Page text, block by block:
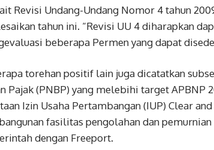
Revisi Undang-Undang Nomor 4 tahun
tahun ini. “Revisi UU 4 diharapkan
beberapa Permen yang dapat
torehan positif lain juga dicatatkan
Pajak (PNBP) yang melebihi target APBNP
Izin Usaha Pertambangan (IUP) Clear
fasilitas pengolahan dan
dengan Freeport.